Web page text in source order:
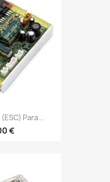
Para...
€